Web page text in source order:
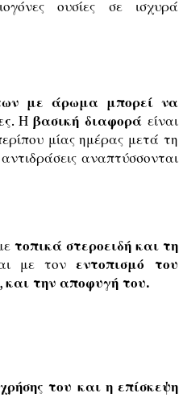
ουσίες σε ισχυρά
με άρωμα μπορεί να
. Ηβασική διαφορά είναι
μίας ημέρας μετά τη
αναπτύσσονται
τοπικά στεροειδή και τη
με τον εντοπισμό του
και την αποφυγή του.
του και η επίσκεψη